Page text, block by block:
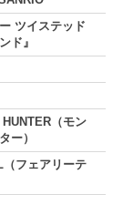
ツイステッド
ド』
（モン
ー）
（フェアリーテ